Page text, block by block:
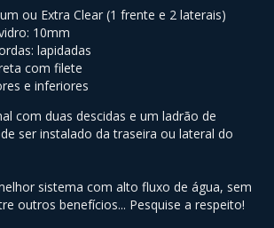
ou Extra Clear (1 frente e 2 laterais)
10mm
lapidadas
com filete
e inferiores
com duas descidas e um ladrão de
ser instalado da traseira ou lateral do
sistema com alto fluxo de água, sem
outros benefícios... Pesquise a respeito!